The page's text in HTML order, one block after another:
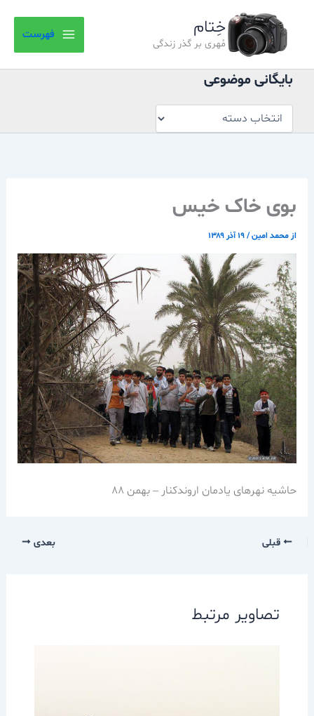
خِتام
مُهری بر گذر زندگی
فهرست
بایگانی موضوعی
موضوعی
بوی خاک خیس
از محمد امین/۱۹ آذر ۱۳۸۹
حاشیه نهرهای یادمان اروندکنار – بهمن ۸8
قبلی بعدی
تصاویر مرتبط